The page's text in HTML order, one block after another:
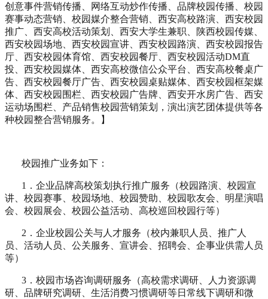
创意事件营销传播、网络互动炒作传播、品牌校园传播、校园
赛事动态营销、校园媒介整合营销、西安高校路演、西安校园
推广、西安高校活动策划、西安大学生兼职、陕西校园传媒、
西安校园场地、西安校园宣讲、西安校园路演、西安校园报告
厅、西安校园体育馆、西安校园餐厅、西安校园活动DM直
投、西安校园媒体、西安高校微信公众平台、西安高校餐桌广
告、西安校园餐厅广告、西安校园桌贴媒体、西安校园框架媒
体、西安校园围栏、西安校园广告牌、西安开水房广告、西安
运动场围栏、产品销售校园营销策划，演出演艺团体提供等各
种校园整合营销服务。】
校园推广业务如下：
1．企业品牌高校策划执行推广服务（校园路演、校园宣
讲、校园赛事、校园场地、校园赞助、校园歌友会、明星演唱
会、校园展会、校园公益活动、高校巡回校园行等）
2．企业校园公关与人才服务（校内兼职人员、推广人
员、活动人员、公关服务、宣讲会、招聘会、企事业供需人员
等）
3．校园市场咨询调研服务（高校需求调研、人力资源调
研、品牌研究调研、生活消费习惯调研等日常线下调研和微